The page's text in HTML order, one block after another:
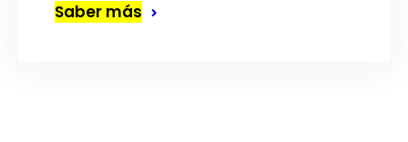
Saber más